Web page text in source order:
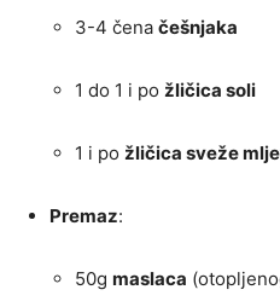
3-4 čena češnjaka
1 do 1 i po žličica soli
1 i po žličica sveže
Premaz:
50g maslaca